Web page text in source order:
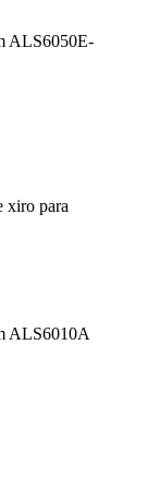
ALS6050E-
ALS6010A